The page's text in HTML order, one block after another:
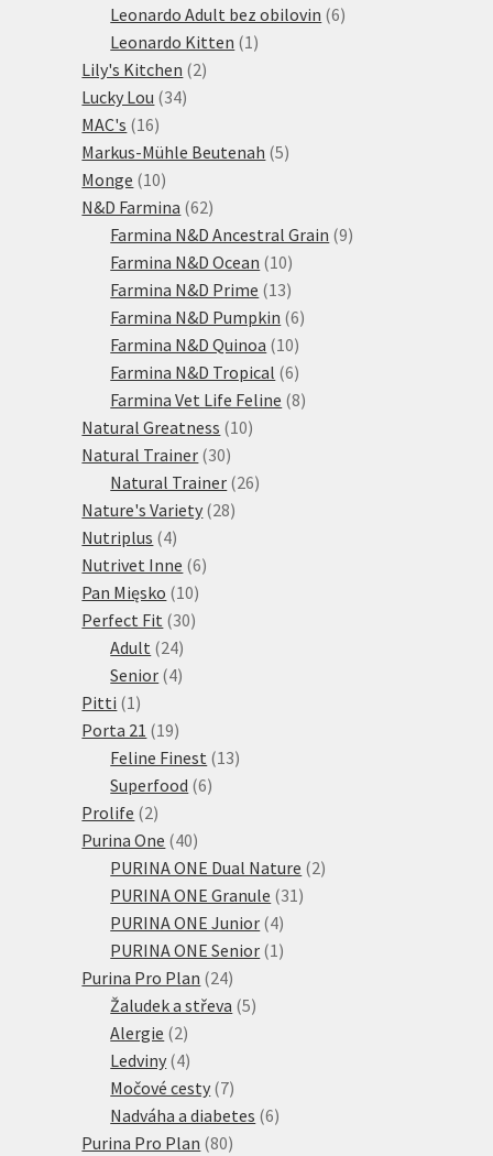
produktů
Leonardo Adult bez obilovin 66
Leonardo Kitten 1 1
Lily's Kitchen 22
Lucky Lou 3434
MAC's 1616
produktů
Markus-Mühle Beutenah 55
Monge 1010
produktů
N&D Farmina 6262
produktů
Farmina N&D Ancestral Grain 99
Farmina N&D Ocean 1010
produktů
Farmina N&D Prime 1313
produktů
Farmina N&D Pumpkin 66
Farmina N&D Quinoa 1010
produktů
Farmina N&D Tropical 66
produktů
Farmina Vet Life Feline 88
Natural Greatness 1010
Natural Trainer 3030
produktů
Natural Trainer 2626
Nature's Variety 2828
Nutriplus 44
produkty
Nutrivet Inne 66
Pan Mięsko 1010
produktů
Perfect Fit 3030
Adult 2424
produktů
Senior 44
Pitti 1 1
produkt
Porta 21 1919
produktů
Feline Finest 1313
Superfood 66
Prolife 22
produkty
Purina One 4040
produktů
PURINA ONE Dual Nature 22
PURINA ONE Granule 31 31
PURINA ONE Junior 44
produkty
PURINA ONE Senior 1 1
Purina Pro Plan 2424
produktů
Žaludek a střeva 55
Alergie 22
produkty
Ledviny 44
produkty
Močové cesty 77
produktů
Nadváha a diabetes 66
Purina Pro Plan 8080